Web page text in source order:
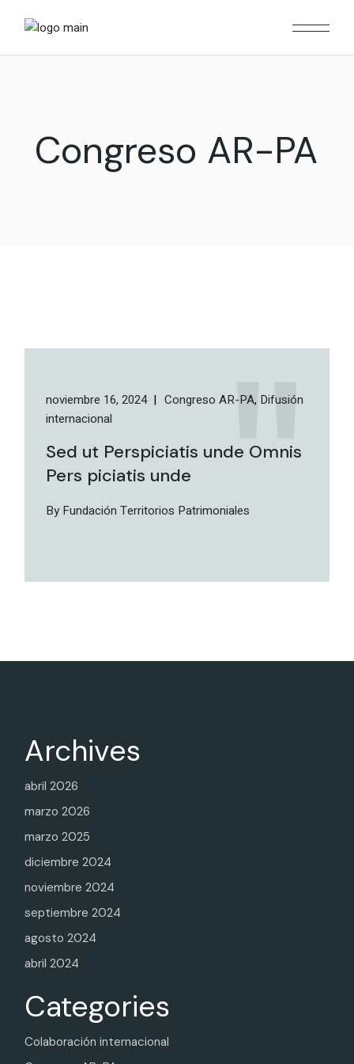
Congreso AR-PA
noviembre 16, 2024 Congreso AR-PA Difusión
internacional
Sed ut Perspiciatis unde Omnis
Pers piciatis unde
By Fundación Territorios Patrimoniales
Archives
abril 2026
marzo 2026
marzo 2025
diciembre 2024
noviembre 2024
septiembre 2024
agosto 2024
abril 2024
Categories
Colaboración internacional